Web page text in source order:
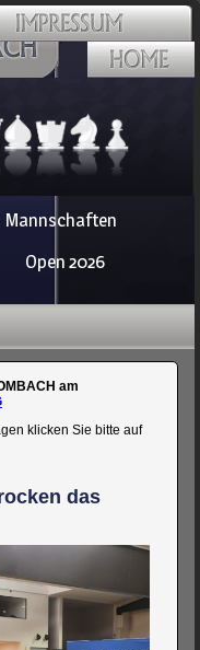
Mannschaften
Open 2026
am
klicken Sie bitte auf
das